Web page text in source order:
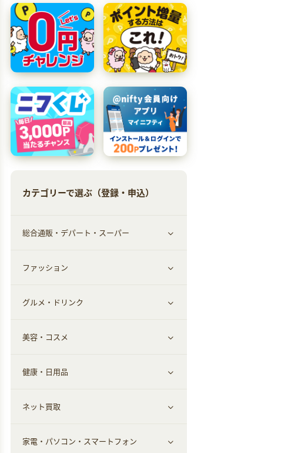
カテゴリーで選ぶ（登録・申込）
総合通販・デパート・スーパー
すべて見る
総合通販
ファッション
すべて見る
ファッション
インナー・下着
スーツ・フォーマル
グルメ・ドリンク
すべて見る
グルメ
お酒
食材宅配
美容・コスメ
すべて見る
ヘアケア
エステ・サロン
健康・日用品
すべて見る
スポーツ・フィットネス
ネット買取
すべて見る
家電・パソコン・スマートフォン